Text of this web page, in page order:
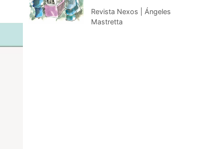
Revista Nexos | Ángeles
Mastretta